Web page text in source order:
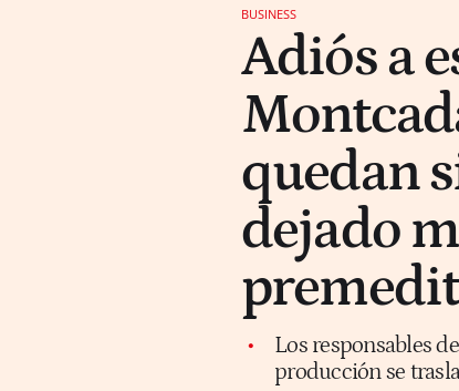
BUSINESS
Adiós a
quedan
dejado
Los responsables
producción se